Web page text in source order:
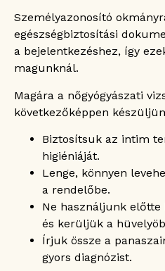
Személyazonosító
egészségbiztosítási
a bejelentkezéshez, így
magunknál.
Magára a nőgyógyászati
következőképpen
Biztosítsuk az intim
higiéniáját.
Lenge, könnyen
a rendelőbe.
Ne használjunk
és kerüljük a
Írjuk össze a
gyors diagnózist.